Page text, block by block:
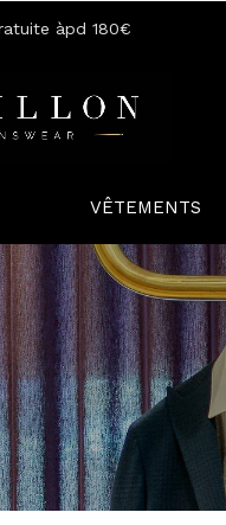
VÊTEMENTS
àpd 180€